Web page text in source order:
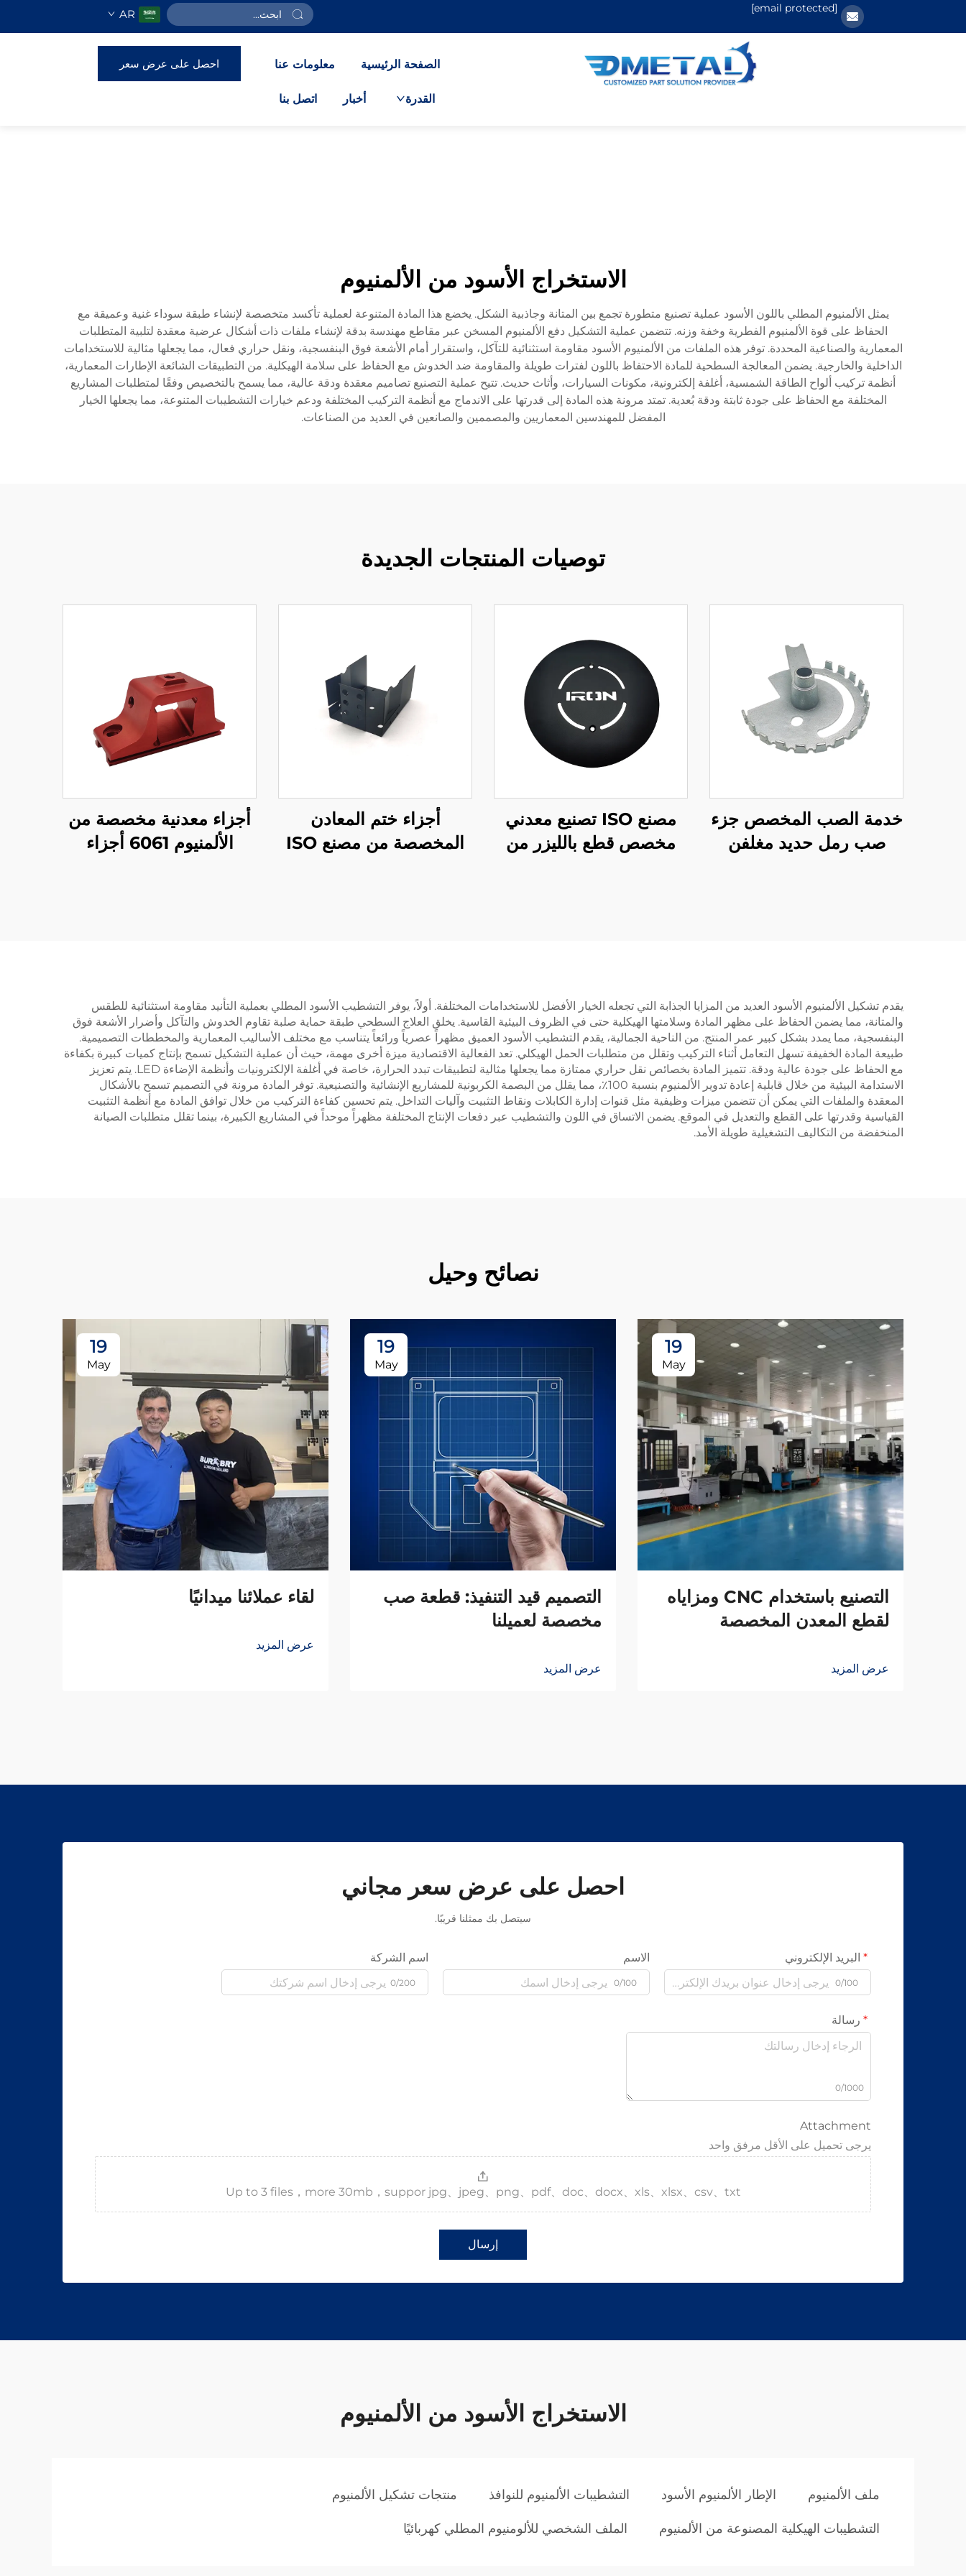
[email protected]
AR
الصفحة الرئيسية معلومات عنا
القدرة أخبار اتصل بنا
احصل على عرض سعر
الاستخراج الأسود من الألمنيوم
يمثل الألمنيوم المطلي باللون الأسود عملية تصنيع متطورة تجمع بين المتانة وجاذبية الشكل. يخضع هذا المادة المتنوعة لعملية تأكسد متخصصة لإنشاء طبقة سوداء غنية وعميقة مع
الحفاظ على قوة الألمنيوم الفطرية وخفة وزنه. تتضمن عملية التشكيل دفع الألمنيوم المسخن عبر مقاطع مهندسة بدقة لإنشاء ملفات ذات أشكال عرضية معقدة لتلبية المتطلبات
المعمارية والصناعية المحددة. توفر هذه الملفات من الألمنيوم الأسود مقاومة استثنائية للتآكل، واستقرار أمام الأشعة فوق البنفسجية، ونقل حراري فعال، مما يجعلها مثالية للاستخدامات
الداخلية والخارجية. يضمن المعالجة السطحية للمادة الاحتفاظ باللون لفترات طويلة والمقاومة ضد الخدوش مع الحفاظ على سلامة الهيكلية. من التطبيقات الشائعة الإطارات المعمارية،
أنظمة تركيب ألواح الطاقة الشمسية، أغلفة إلكترونية، مكونات السيارات، وأثاث حديث. تتيح عملية التصنيع تصاميم معقدة ودقة عالية، مما يسمح بالتخصيص وفقًا لمتطلبات المشاريع
المختلفة مع الحفاظ على جودة ثابتة ودقة بُعدية. تمتد مرونة هذه المادة إلى قدرتها على الاندماج مع أنظمة التركيب المختلفة ودعم خيارات التشطيبات المتنوعة، مما يجعلها الخيار
المفضل للمهندسين المعماريين والمصممين والصانعين في العديد من الصناعات.
توصيات المنتجات الجديدة
خدمة الصب المخصص جزء
صب رمل حديد مغلفن
مصنع ISO تصنيع معدني
مخصص قطع بالليزر من
أجزاء ختم المعادن
المخصصة من مصنع ISO
أجزاء معدنية مخصصة من
الألمنيوم 6061 أجزاء
يقدم تشكيل الألمنيوم الأسود العديد من المزايا الجذابة التي تجعله الخيار الأفضل للاستخدامات المختلفة. أولاً، يوفر التشطيب الأسود المطلي بعملية التأنيد مقاومة استثنائية للطقس
والمتانة، مما يضمن الحفاظ على مظهر المادة وسلامتها الهيكلية حتى في الظروف البيئية القاسية. يخلق العلاج السطحي طبقة حماية صلبة تقاوم الخدوش والتآكل وأضرار الأشعة فوق
البنفسجية، مما يمدد بشكل كبير عمر المنتج. من الناحية الجمالية، يقدم التشطيب الأسود العميق مظهراً عصرياً ورائعاً يتناسب مع مختلف الأساليب المعمارية والمخططات التصميمية.
طبيعة المادة الخفيفة تسهل التعامل أثناء التركيب وتقلل من متطلبات الحمل الهيكلي. تعد الفعالية الاقتصادية ميزة أخرى مهمة، حيث أن عملية التشكيل تسمح بإنتاج كميات كبيرة بكفاءة
مع الحفاظ على جودة عالية ودقة. تتميز المادة بخصائص نقل حراري ممتازة مما يجعلها مثالية لتطبيقات تبدد الحرارة، خاصة في أغلفة الإلكترونيات وأنظمة الإضاءة LED. يتم تعزيز
الاستدامة البيئية من خلال قابلية إعادة تدوير الألمنيوم بنسبة 100٪، مما يقلل من البصمة الكربونية للمشاريع الإنشائية والتصنيعية. توفر المادة مرونة في التصميم تسمح بالأشكال
المعقدة والملفات التي يمكن أن تتضمن ميزات وظيفية مثل قنوات إدارة الكابلات ونقاط التثبيت وآليات التداخل. يتم تحسين كفاءة التركيب من خلال توافق المادة مع أنظمة التثبيت
القياسية وقدرتها على القطع والتعديل في الموقع. يضمن الاتساق في اللون والتشطيب عبر دفعات الإنتاج المختلفة مظهراً موحداً في المشاريع الكبيرة، بينما تقلل متطلبات الصيانة
المنخفضة من التكاليف التشغيلية طويلة الأمد.
نصائح وحيل
19
May
التصنيع باستخدام CNC ومزاياه
لقطع المعدن المخصصة
عرض المزيد
19
May
التصميم قيد التنفيذ: قطعة صب
مخصصة لعميلنا
عرض المزيد
19
May
لقاء عملائنا ميدانيًا
عرض المزيد
احصل على عرض سعر مجاني
سيتصل بك ممثلنا قريبًا.
البريد الإلكتروني
0/100
الاسم
0/100
اسم الشركة
0/200
رسالة
0/1000
Attachment
يرجى تحميل على الأقل مرفق واحد
Up to 3 files，more 30mb，suppor jpg、jpeg、png、pdf、doc、docx、xls、xlsx、csv、txt
إرسال
الاستخراج الأسود من الألمنيوم
ملف الألمنيوم الإطار الألمنيوم الأسود التشطيبات الألمنيوم للنوافذ منتجات تشكيل الألمنيوم
التشطيبات الهيكلية المصنوعة من الألمنيوم الملف الشخصي للألومنيوم المطلي كهربائيًا